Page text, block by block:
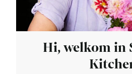
Hi, welkom in